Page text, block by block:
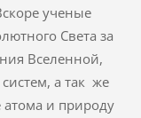
ученые
Света за
Вселенной,
а так же
атома и природу